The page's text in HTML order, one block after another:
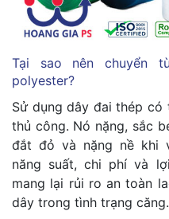
Tại sao nên chuyển
polyester?
Sử dụng dây đai thép
thủ công. Nó nặng, sắc
đắt đỏ và nặng nề khi
năng suất, chi phí và
mang lại rủi ro an toàn
dây trong tình trạng căng.